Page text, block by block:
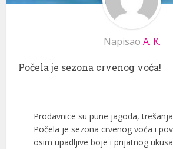
Napisao A. K.
Počela je sezona crvenog voća!
Prodavnice su pune jagoda,
Počela je sezona crvenog voća i
osim upadljive boje i prijatnog